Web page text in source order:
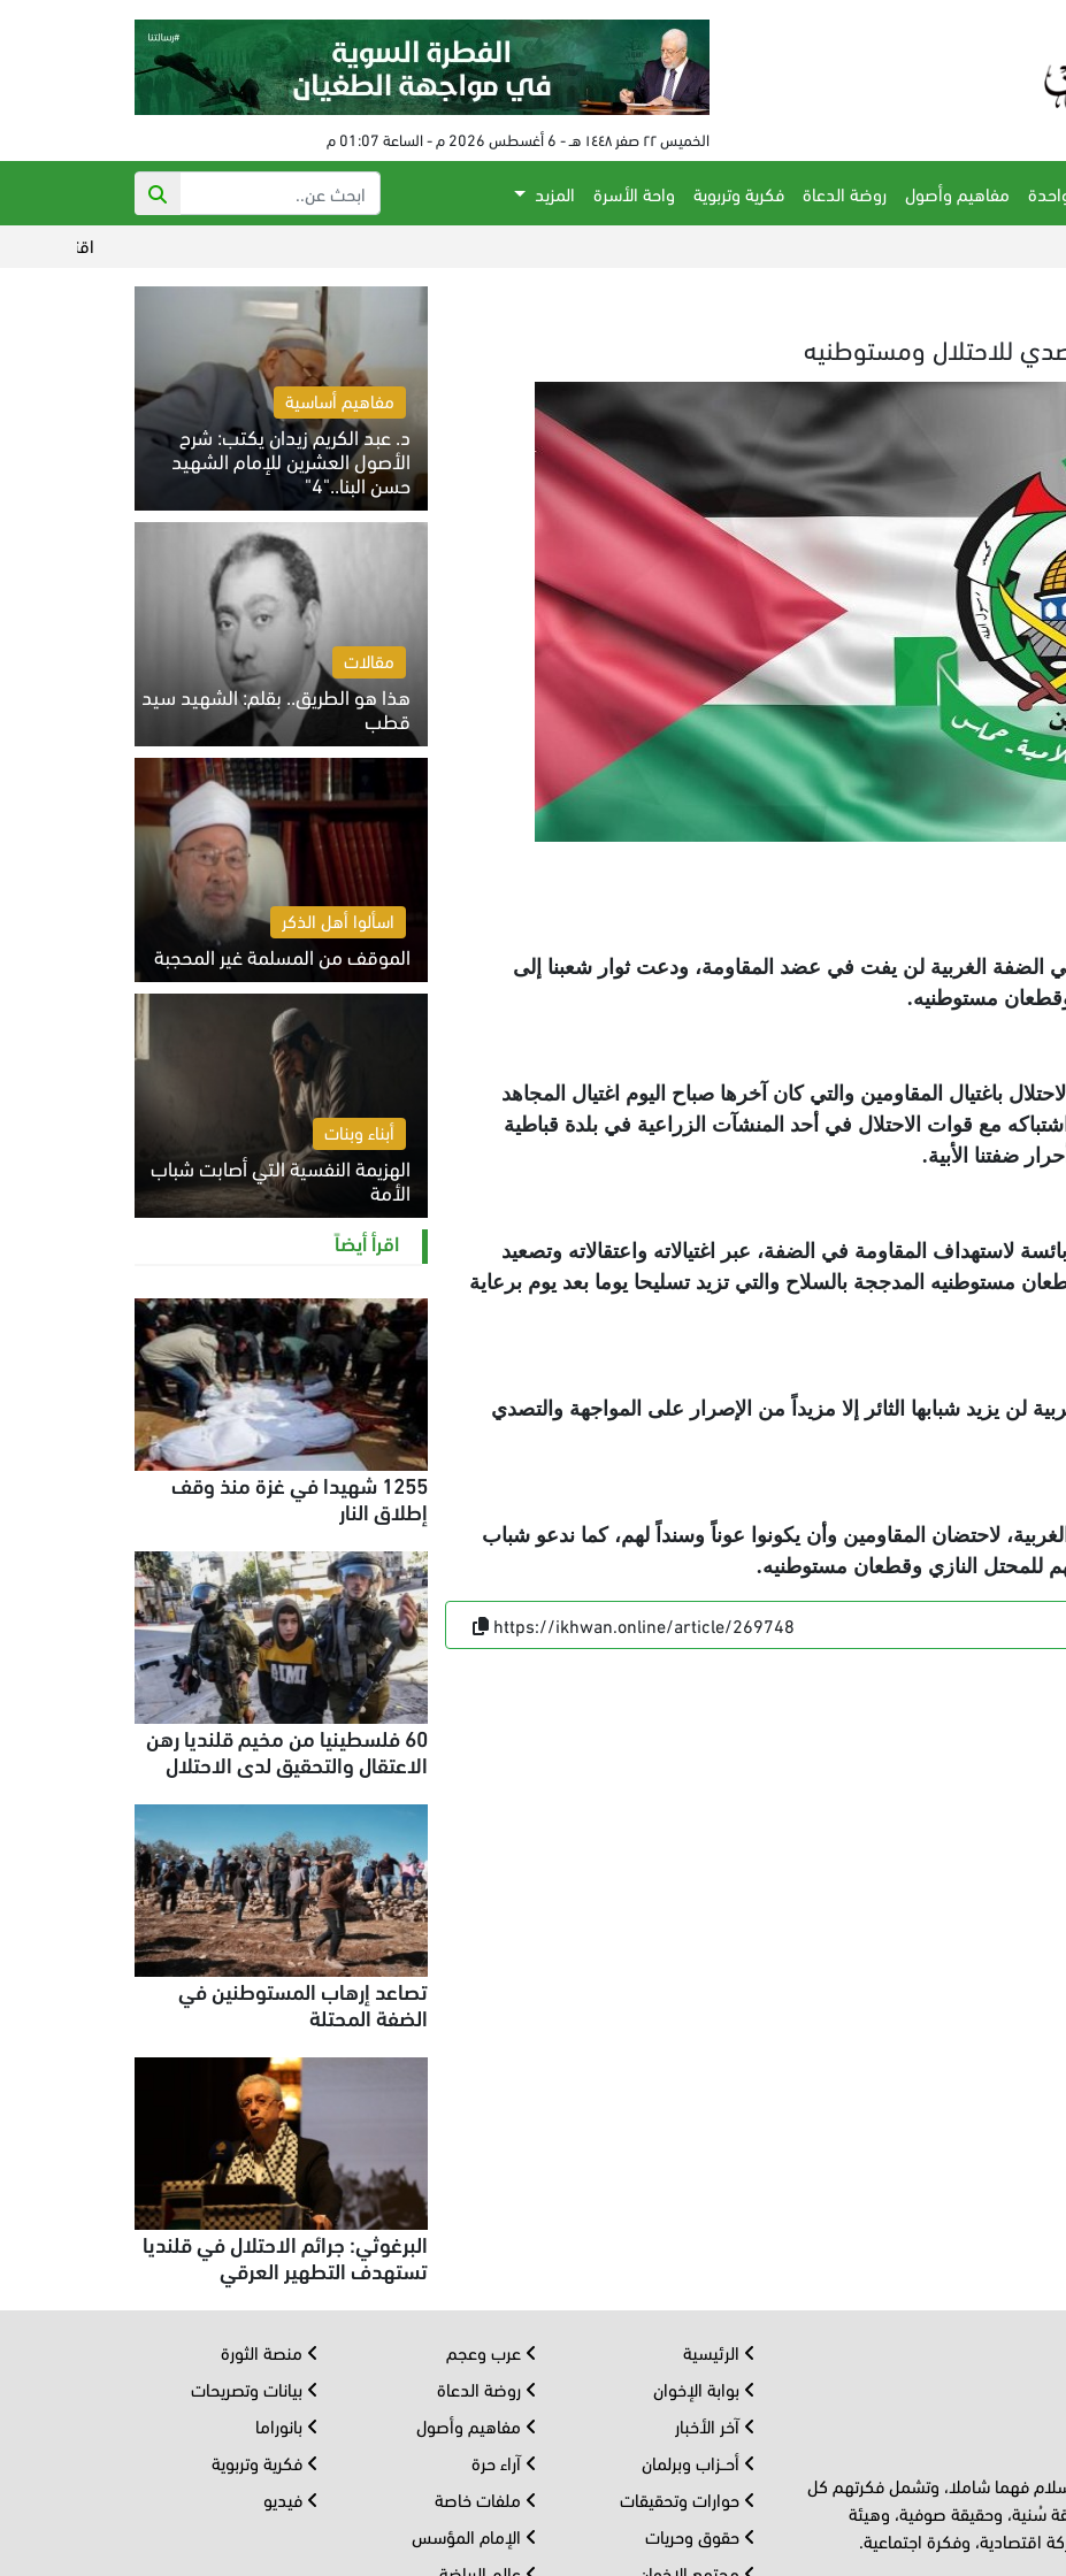
الخميس ٢٢ صفر ١٤٤٨ هـ - 6 أغسطس 2026 م - الساعة 01:07 م
مفاهيم وأصول روضة الدعاة فكرية وتربوية واحة الأسرة
المزيد
اقتراب الاتفاق بين
للاحتلال ومستوطنيه
الضفة الغربية لن يفت في عضد المقاومة، ودعت ثوار شعبنا إلى
وقطعان مستوطنيه.
باغتيال المقاومين والتي كان آخرها صباح اليوم اغتيال المجاهد
مع قوات الاحتلال في أحد المنشآت الزراعية في بلدة قباطية
ضفتنا الأبية.
لاستهداف المقاومة في الضفة، عبر اغتيالاته واعتقالاته وتصعيد
مستوطنيه المدججة بالسلاح والتي تزيد تسليحا يوما بعد يوم برعاية
لن يزيد شبابها الثائر إلا مزيداً من الإصرار على المواجهة والتصدي
لاحتضان المقاومين وأن يكونوا عوناً وسنداً لهم، كما ندعو شباب
للمحتل النازي وقطعان مستوطنيه.
https://ikhwan.online/article/269748
مفاهيم أساسية
د. عبد الكريم زيدان يكتب: شرح
الأصول العشرين للإمام الشهيد
حسن البنا.."4"
الخميس 6 أغسطس 2026 10:27 ص
مقالات
هذا هو الطريق.. بقلم: الشهيد سيد
قطب
الخميس 6 أغسطس 2026 10:52 ص
اسألوا أهل الذكر
الموقف من المسلمة غير المحجبة
الخميس 6 أغسطس 2026 10:45 ص
أبناء وبنات
الهزيمة النفسية التي أصابت شباب
الأمة
الخميس 6 أغسطس 2026 11:12 ص
اقرأ أيضاً
1255 شهيدا في غزة منذ وقف
إطلاق النار
60 فلسطينيا من مخيم قلنديا رهن
الاعتقال والتحقيق لدى الاحتلال
تصاعد إرهاب المستوطنين في
الضفة المحتلة
البرغوثي: جرائم الاحتلال في قلنديا
تستهدف التطهير العرقي
فهما شاملا، وتشمل فكرتهم كل
سُنية، وحقيقة صوفية، وهيئة
اقتصادية، وفكرة اجتماعية.
الرئيسية
بوابة الإخوان
آخر الأخبار
أحــزاب وبرلمان
حوارات وتحقيقات
حقوق وحريات
عرب وعجم
روضة الدعاة
مفاهيم وأصول
آراء حرة
ملفات خاصة
الإمام المؤسس
منصة الثورة
بيانات وتصريحات
بانوراما
فكرية وتربوية
فيديو